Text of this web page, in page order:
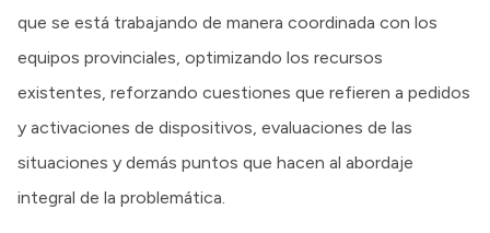
que se está trabajando de manera coordinada con los
equipos provinciales, optimizando los recursos
existentes, reforzando cuestiones que refieren a pedidos
y activaciones de dispositivos, evaluaciones de las
situaciones y demás puntos que hacen al abordaje
integral de la problemática.